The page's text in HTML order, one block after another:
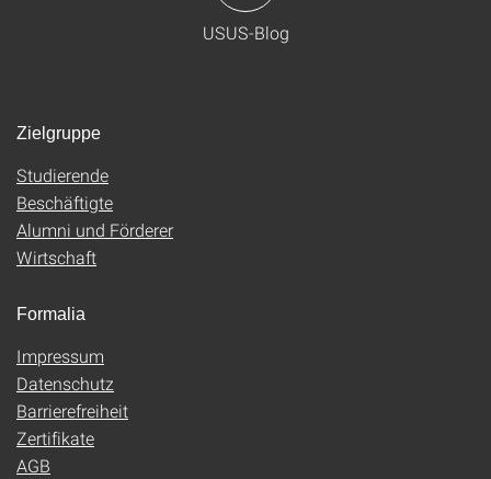
USUS-Blog
Zielgruppe
Studierende
Beschäftigte
Alumni und Förderer
Wirtschaft
Formalia
Impressum
Datenschutz
Barrierefreiheit
Zertifikate
AGB